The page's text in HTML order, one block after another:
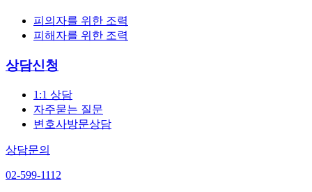
피의자를 위한 조력
피해자를 위한 조력
상담신청
1:1 상담
자주묻는 질문
변호사방문상담
상담문의
02-599-1112